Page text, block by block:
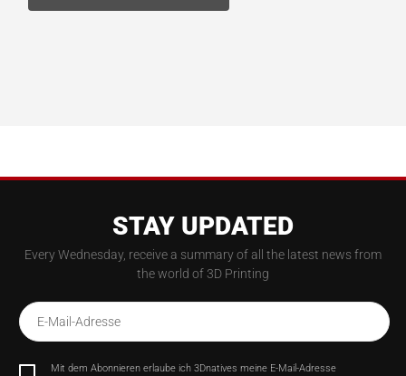
STAY UPDATED
Every Wednesday, receive a summary of all the latest news from
the world of 3D Printing
E-Mail-Adresse
Mit dem Abonnieren erlaube ich 3Dnatives meine E-Mail-Adresse